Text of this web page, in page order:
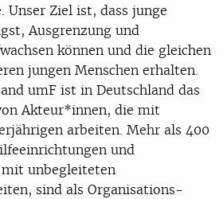
Unser Ziel ist, dass junge
Ausgrenzung und
können und die gleichen
jungen Menschen erhalten.
umF ist in Deutschland das
Akteur*innen, die mit
arbeiten. Mehr als 400
und
unbegleiteten
sind als Organisations-